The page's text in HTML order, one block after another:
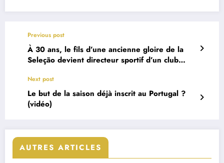
Previous post
À 30 ans, le fils d’une ancienne gloire de la
Seleção devient directeur sportif d’un club
Next post
Le but de la saison déjà inscrit au Portugal ?
(vidéo)
AUTRES ARTICLES